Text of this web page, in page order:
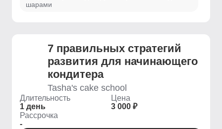
шарами
7 правильных стратегий
развития для начинающего
кондитера
Tasha's cake school
Длительность
1 день
Цена
3 000 ₽
Рассрочка
-